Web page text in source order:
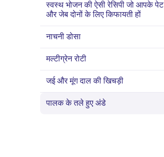
स्वस्थ भोजन की ऐसी रेसिपी जो आपके पेट
और जेब दोनों के लिए किफायती हों
नाचनी डोसा
मल्टीग्रेन रोटी
जई और मूंग दाल की खिचड़ी
पालक के तले हुए अंडे